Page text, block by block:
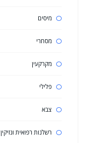
מיסים
מסחרי
מקרקעין
פלילי
צבא
רשלנות רפואית ונזיקין